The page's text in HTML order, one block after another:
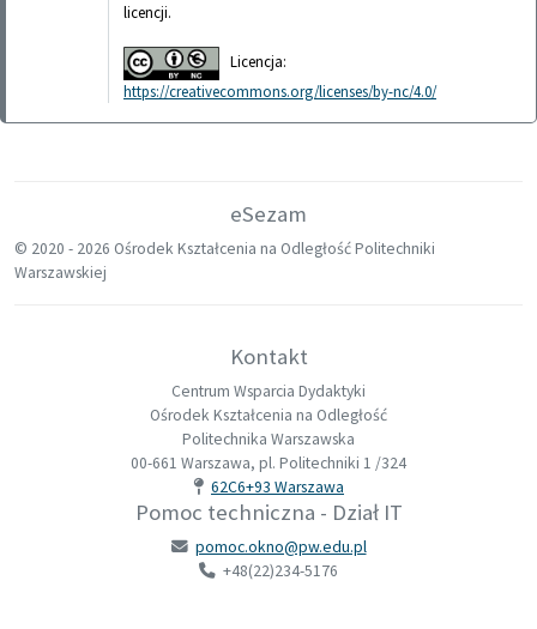
licencji.
Licencja:
https://creativecommons.org/licenses/by-nc/4.0/
eSezam
© 2020 - 2026 Ośrodek Kształcenia na Odległość Politechniki
Warszawskiej
Kontakt
Centrum Wsparcia Dydaktyki
Ośrodek Kształcenia na Odległość
Politechnika Warszawska
00-661 Warszawa, pl. Politechniki 1 /324
62C6+93 Warszawa
Pomoc techniczna - Dział IT
pomoc.okno@pw.edu.pl
+48(22)234-5176